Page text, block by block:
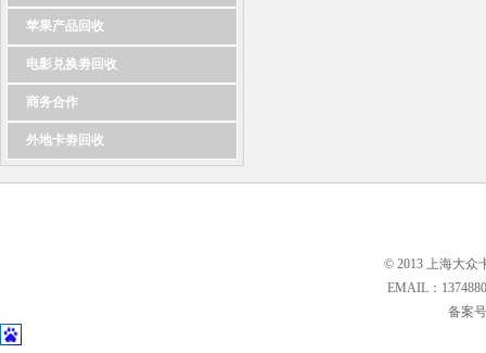
苹果产品回收
电影兑换劵回收
商务合作
外地卡劵回收
© 2013 上海大众
EMAIL：
备案